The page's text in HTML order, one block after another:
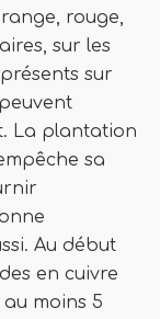
rouge,
sur les
sur
La plantation
sa
Au début
en cuivre
moins 5